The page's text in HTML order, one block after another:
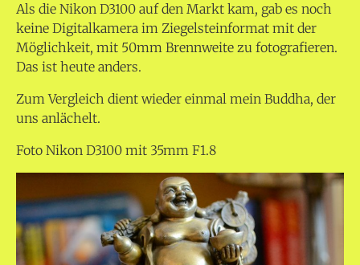
Als die Nikon D3100 auf den Markt kam, gab es noch
keine Digitalkamera im Ziegelsteinformat mit der
Möglichkeit, mit 50mm Brennweite zu fotografieren.
Das ist heute anders.
Zum Vergleich dient wieder einmal mein Buddha, der
uns anlächelt.
Foto Nikon D3100 mit 35mm F1.8